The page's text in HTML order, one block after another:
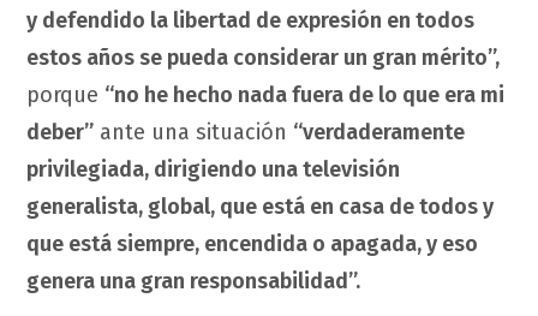
y defendido la libertad de expresión en todos
estos años se pueda considerar un gran mérito”,
porque “no he hecho nada fuera de lo que era mi
deber” ante una situación “verdaderamente
privilegiada, dirigiendo una televisión
generalista, global, que está en casa de todos y
que está siempre, encendida o apagada, y eso
genera una gran responsabilidad”.